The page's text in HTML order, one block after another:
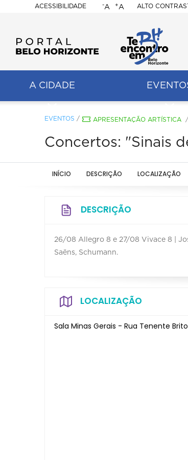
ACESSIBILIDADE
BELO
HORIZONTE
-A +A ALTO
A CIDADE
EVENTOS / APRESENTAÇÃO ARTÍSTICA /
Concertos: "Sinais
INÍCIO DESCRIÇÃO LOCALIZAÇÃO
DESCRIÇÃO
26/08 Allegro 8 e 27/08 Vivace 8 |
Saëns, Schumann.
LOCALIZAÇÃO
Sala Minas Gerais - Rua Tenente